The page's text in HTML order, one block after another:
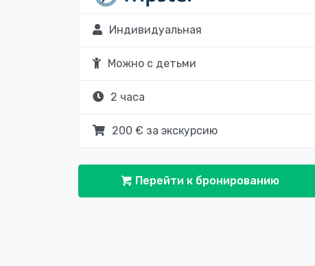
Индивидуальная
Можно с детьми
2 часа
200 € за экскурсию
Перейти к бронированию